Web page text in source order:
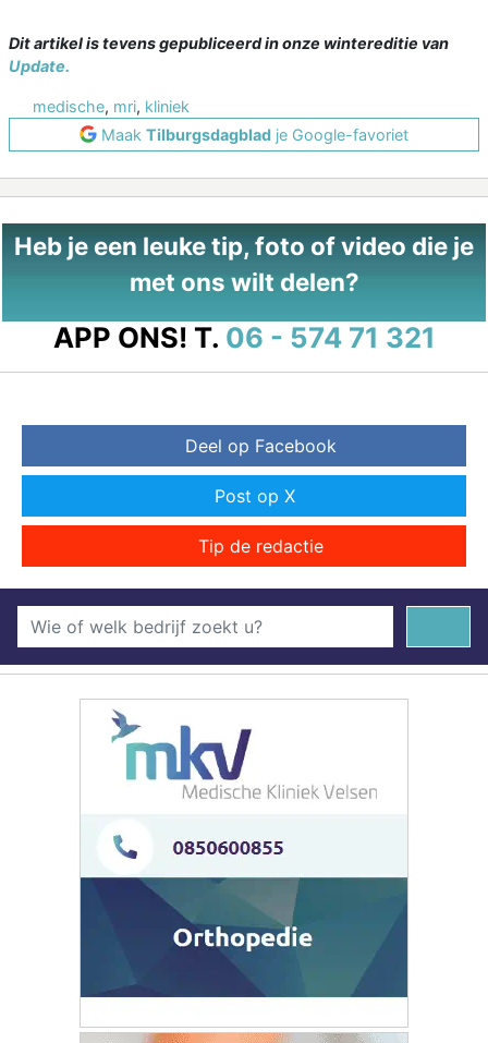
Dit artikel is tevens gepubliceerd in onze wintereditie van
Update.
medische, mri, kliniek
Maak Tilburgsdagblad je Google-favoriet
Heb je een leuke tip, foto of video die je
met ons wilt delen?
APP ONS! T. 06 - 574 71 321
Deel op Facebook
Post op X
Tip de redactie